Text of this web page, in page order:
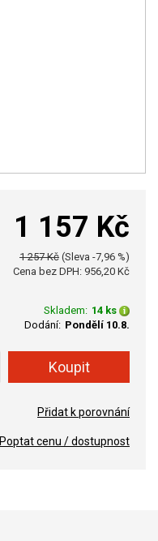
1 157 Kč
1 257 Kč (Sleva -7,96 %)
Cena bez DPH: 956,20 Kč
Skladem: 14 ks
Dodání: Pondělí 10.8.
Přidat k porovnání
Poptat cenu / dostupnost